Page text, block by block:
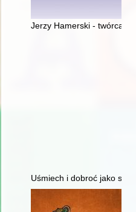
Jerzy Hamerski - twórca
Uśmiech i dobroć jako